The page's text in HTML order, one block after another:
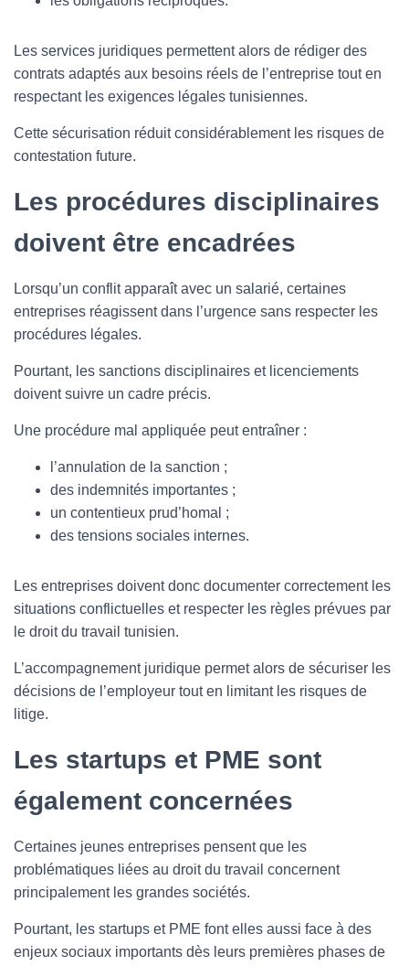
Les services juridiques permettent alors de rédiger des
contrats adaptés aux besoins réels de l’entreprise tout en
respectant les exigences légales tunisiennes.
Cette sécurisation réduit considérablement les risques de
contestation future.
Les procédures disciplinaires
doivent être encadrées
Lorsqu’un conflit apparaît avec un salarié, certaines
entreprises réagissent dans l’urgence sans respecter les
procédures légales.
Pourtant, les sanctions disciplinaires et licenciements
doivent suivre un cadre précis.
Une procédure mal appliquée peut entraîner :
l’annulation de la sanction ;
des indemnités importantes ;
un contentieux prud’homal ;
des tensions sociales internes.
Les entreprises doivent donc documenter correctement les
situations conflictuelles et respecter les règles prévues par
le droit du travail tunisien.
L’accompagnement juridique permet alors de sécuriser les
décisions de l’employeur tout en limitant les risques de
litige.
Les startups et PME sont
également concernées
Certaines jeunes entreprises pensent que les
problématiques liées au droit du travail concernent
principalement les grandes sociétés.
Pourtant, les startups et PME font elles aussi face à des
enjeux sociaux importants dès leurs premières phases de